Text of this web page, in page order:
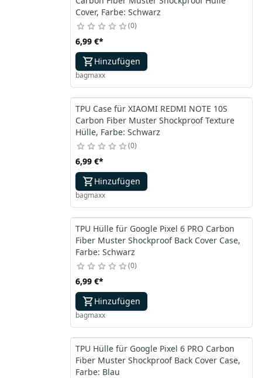
Cover, Farbe: Schwarz
0
6,99 €*
Hinzufügen
bagmaxx
TPU Case für XIAOMI REDMI NOTE 10S
Carbon Fiber Muster Shockproof Texture
Hülle, Farbe: Schwarz
0
6,99 €*
Hinzufügen
bagmaxx
TPU Hülle für Google Pixel 6 PRO Carbon
Fiber Muster Shockproof Back Cover Case,
Farbe: Schwarz
0
6,99 €*
Hinzufügen
bagmaxx
TPU Hülle für Google Pixel 6 PRO Carbon
Fiber Muster Shockproof Back Cover Case,
Farbe: Blau